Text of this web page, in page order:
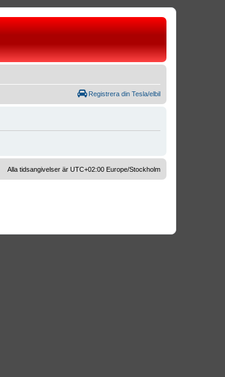
Registrera din Tesla/elbil
Alla tidsangivelser är UTC+02:00 Europe/Stockholm